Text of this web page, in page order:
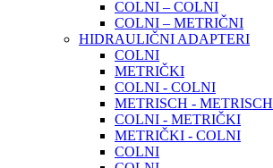
COLNI – COLNI
COLNI – METRIČNI
HIDRAULIČNI ADAPTERI
COLNI
METRIČKI
COLNI - COLNI
METRISCH - METRISCH
COLNI - METRIČKI
METRIČKI - COLNI
COLNI